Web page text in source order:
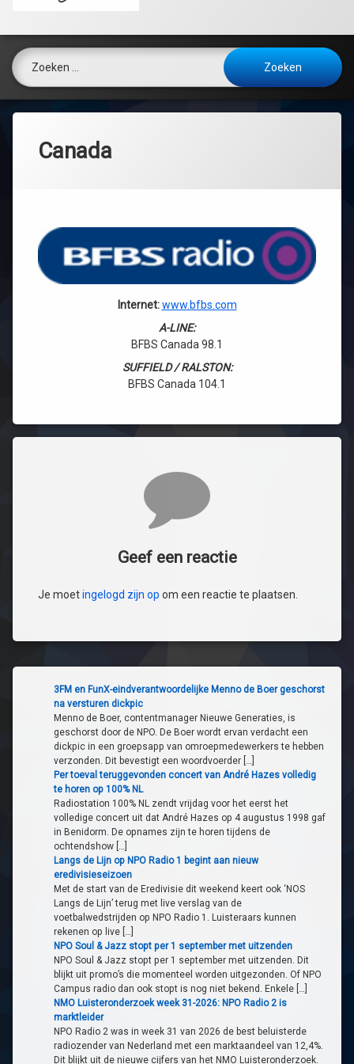
Zoeken naar:
Canada
Internet: www.bfbs.com
A-LINE:
BFBS Canada 98.1
SUFFIELD / RALSTON:
BFBS Canada 104.1
Geef een reactie
Je moetingelogd zijn op om een reactie te plaatsen.
3FM en FunX-eindverantwoordelijke Menno de Boer geschorst
na versturen dickpic
Menno de Boer, contentmanager Nieuwe Generaties, is
geschorst door de NPO. De Boer wordt ervan verdacht een
dickpic in een groepsapp van omroepmedewerkers te hebben
verzonden. Dit bevestigt een woordvoerder […]
Per toeval teruggevonden concert van André Hazes volledig
te horen op 100% NL
Radiostation 100% NL zendt vrijdag voor het eerst het
volledige concert uit dat André Hazes op 4 augustus 1998 gaf
in Benidorm. De opnames zijn te horen tijdens de
ochtendshow […]
Langs de Lijn op NPO Radio 1 begint aan nieuw
eredivisieseizoen
Met de start van de Eredivisie dit weekend keert ook ‘NOS
Langs de Lijn’ terug met live verslag van de
voetbalwedstrijden op NPO Radio 1. Luisteraars kunnen
rekenen op live […]
NPO Soul & Jazz stopt per 1 september met uitzenden
NPO Soul & Jazz stopt per 1 september met uitzenden. Dit
blijkt uit promo’s die momenteel worden uitgezonden. Of NPO
Campus radio dan ook stopt is nog niet bekend. Enkele […]
NMO Luisteronderzoek week 31-2026: NPO Radio 2 is
marktleider
NPO Radio 2 was in week 31 van 2026 de best beluisterde
radiozender van Nederland met een marktaandeel van 12,4%.
Dit blijkt uit de nieuwe cijfers van het NMO Luisteronderzoek.